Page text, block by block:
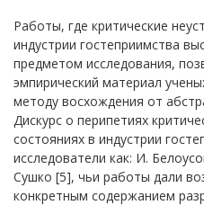
Работы, где критические
индустрии гостеприимства
предметом исследования,
эмпирический материал
методу восхождения от
Дискурс о перипетиях
состояниях в индустрии
исследователи как: И.
Сушко [5], чьи работы дали
конкретным содержанием